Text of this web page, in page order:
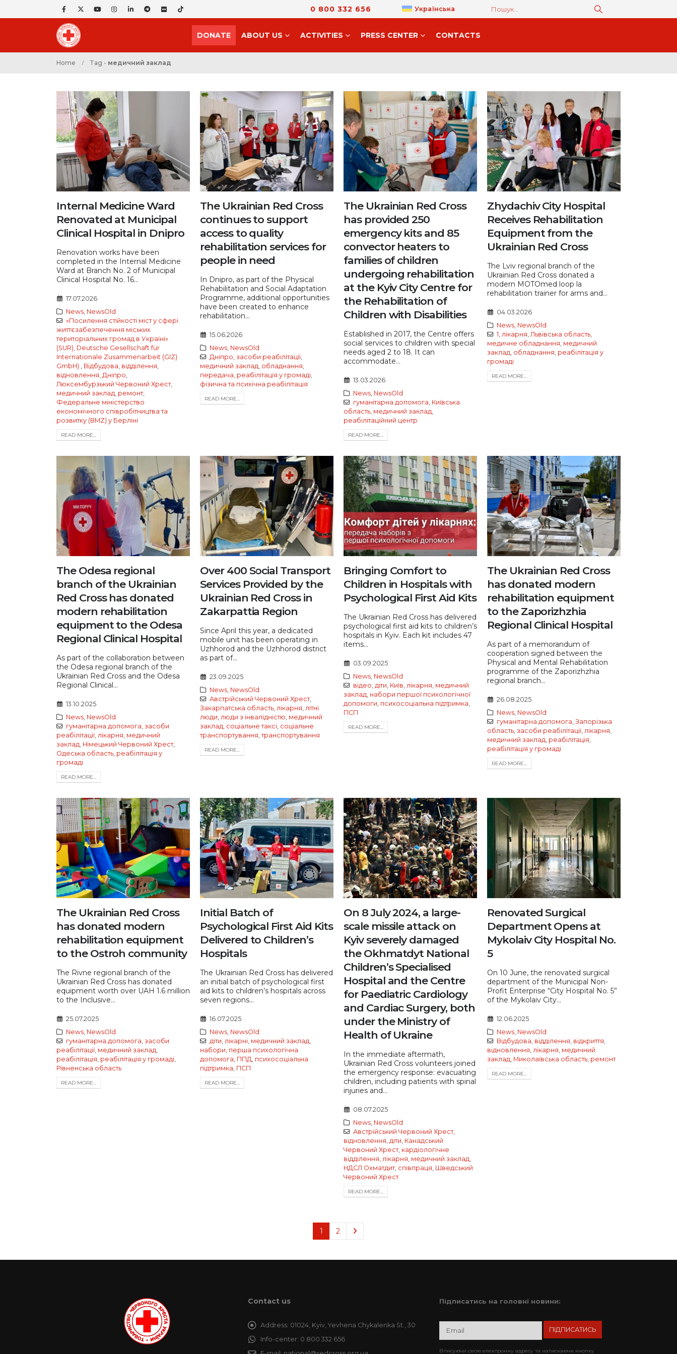
0 800 332 656 Українська
DONATE ABOUT US ACTIVITIES PRESS CENTER CONTACTS
Home Tag - медичний заклад
Internal Medicine Ward
Renovated at Municipal
Clinical Hospital in Dnipro
Renovation works have been
completed in the Internal Medicine
Ward at Branch No. 2 of Municipal
Clinical Hospital No. 16...
17.07.2026
News, NewsOld
«Посилення стійкості міст у сфері
життєзабезпечення міських
територіальних громад в Україні»
(SUR) Deutsche Gesellschaft für
Internationale Zusammenarbeit (GIZ)
GmbH).
Відбудова відділення
відновлення Дніпро
Люксембурзький Червоний Хрест,
медичний заклад ремонт,
Федеральне міністерство
економічного співробітництва та
розвитку (BMZ) у Берліні
READ MORE...
The Ukrainian Red Cross
continues to support
access to quality
rehabilitation services for
people in need
In Dnipro, as part of the Physical
Rehabilitation and Social Adaptation
Programme, additional opportunities
have been created to enhance
rehabilitation...
15.06.2026
News, NewsOld
Дніпро засоби реабілітації,
медичний заклад обладнання
передача реабілітація у громаді
фізична та психічна реабілітація
READ MORE...
The Ukrainian Red Cross
has provided 250
emergency kits and 85
convector heaters to
families of children
undergoing rehabilitation
at the Kyiv City Centre for
the Rehabilitation of
Children with Disabilities
Established in 2017, the Centre offers
social services to children with special
needs aged 2 to 18. It can
accommodate...
13.03.2026
News, NewsOld
гуманітарна допомога Київська
область медичний заклад
реабілітаційний центр
READ MORE...
Zhydachiv City Hospital
Receives Rehabilitation
Equipment from the
Ukrainian Red Cross
The Lviv regional branch of the
Ukrainian Red Cross donated a
modern MOTOmed loop la
rehabilitation trainer for arms and...
04.03.2026
News, NewsOld
1 лікарня Львівська область,
медичне обладнання медичний
заклад обладнання реабілітація у
громаді
READ MORE...
The Odesa regional
branch of the Ukrainian
Red Cross has donated
modern rehabilitation
equipment to the Odesa
Regional Clinical Hospital
As part of the collaboration between
the Odesa regional branch of the
Ukrainian Red Cross and the Odesa
Regional Clinical...
13.10.2025
News, NewsOld
гуманітарна допомога засоби
реабілітації лікарня медичний
заклад Німецький Червоний Хрест,
Одеська область реабілітація у
громаді
READ MORE...
Over 400 Social Transport
Services Provided by the
Ukrainian Red Cross in
Zakarpattia Region
Since April this year, a dedicated
mobile unit has been operating in
Uzhhorod and the Uzhhorod district
as part of...
23.09.2025
News, NewsOld
Австрійський Червоний Хрест,
Закарпатська область лікарня літні
люди люди з інвалідністю медичний
заклад соціальне таксі соціальне
транспортування ,транспортування
READ MORE...
Bringing Comfort to
Children in Hospitals with
Psychological First Aid Kits
The Ukrainian Red Cross has delivered
psychological first aid kits to children’s
hospitals in Kyiv. Each kit includes 47
items...
03.09.2025
News, NewsOld
відео діти Київ лікарня медичний
заклад набори першої психологічної
допомоги психосоціальна підтримка
ПСП
READ MORE...
The Ukrainian Red Cross
has donated modern
rehabilitation equipment
to the Zaporizhzhia
Regional Clinical Hospital
As part of a memorandum of
cooperation signed between the
Physical and Mental Rehabilitation
programme of the Zaporizhzhia
regional branch...
26.08.2025
News, NewsOld
гуманітарна допомога Запорізька
область засоби реабілітації лікарня
медичний заклад реабілітація
реабілітація у громаді
READ MORE...
The Ukrainian Red Cross
has donated modern
rehabilitation equipment
to the Ostroh community
The Rivne regional branch of the
Ukrainian Red Cross has donated
equipment worth over UAH 1.6 million
to the Inclusive...
25.07.2025
News, NewsOld
гуманітарна допомога, засоби
реабілітації, медичний заклад,
реабілітація, реабілітація у громаді,
Рівненська область
READ MORE...
Initial Batch of
Psychological First Aid Kits
Delivered to Children’s
Hospitals
The Ukrainian Red Cross has delivered
an initial batch of psychological first
aid kits to children’s hospitals across
seven regions...
16.07.2025
News, NewsOld
діти, лікарні, медичний заклад,
набори, перша психологічна
допомога, ППД, психосоціальна
підтримка, ПСП
READ MORE...
On 8 July 2024, a large-
scale missile attack on
Kyiv severely damaged
the Okhmatdyt National
Children’s Specialised
Hospital and the Centre
for Paediatric Cardiology
and Cardiac Surgery, both
under the Ministry of
Health of Ukraine
In the immediate aftermath,
Ukrainian Red Cross volunteers joined
the emergency response: evacuating
children, including patients with spinal
injuries and...
08.07.2025
News, NewsOld
Австрійський Червоний Хрест,
відновлення, діти, Канадський
Червоний Хрест, кардіологічне
відділення, лікарня, медичний заклад,
НДСЛ Охматдит, співпраця, Шведський
Червоний Хрест
READ MORE...
Renovated Surgical
Department Opens at
Mykolaiv City Hospital No.
5
On 10 June, the renovated surgical
department of the Municipal Non-
Profit Enterprise “City Hospital No. 5”
of the Mykolaiv City...
12.06.2025
News, NewsOld
Відбудова, відділення, відкриття,
відновлення, лікарня, медичний
заклад, Миколаївська область, ремонт
READ MORE...
1 2
Contact us
Address: 01024, Kyiv, Yevhena Chykalenka St., 30
Info-center: 0 800 332 656
Підписатись на головні новини:
Вписуючи свою електронну адресу та натискаючи кнопку